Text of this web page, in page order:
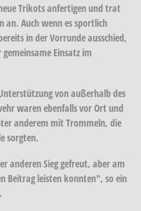
Trikots anfertigen und trat
an. Auch wenn es sportlich
in der Vorrunde ausschied,
Einsatz im
von außerhalb des
waren ebenfalls vor Ort und
anderem mit Trommeln, die
sorgten.
anderen Sieg gefreut, aber am
Beitrag leisten konnten", so ein